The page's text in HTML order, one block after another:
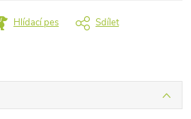
Hlídací pes Sdílet